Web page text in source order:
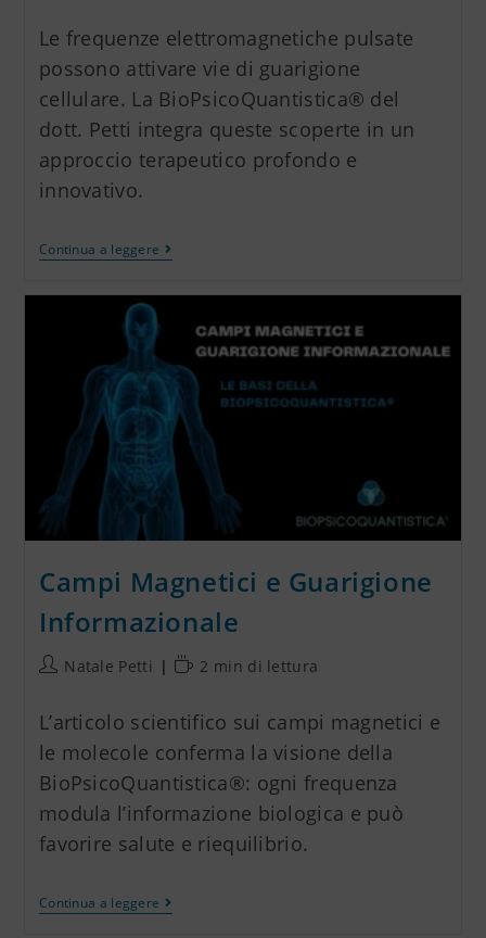
Le frequenze elettromagnetiche pulsate
possono attivare vie di guarigione
cellulare. La BioPsicoQuantistica® del
dott. Petti integra queste scoperte in un
approccio terapeutico profondo e
innovativo.
Continua a leggere
Campi Magnetici e Guarigione
Informazionale
Natale Petti 2 min di lettura
L’articolo scientifico sui campi magnetici e
le molecole conferma la visione della
BioPsicoQuantistica®: ogni frequenza
modula l’informazione biologica e può
favorire salute e riequilibrio.
Continua a leggere